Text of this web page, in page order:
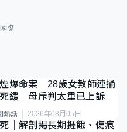
際
爆命案 28歲女教師連捅
緩 母斥判太重已上訴
熱話 2026年08月05日
｜解剖揭長期捱餓、傷痕